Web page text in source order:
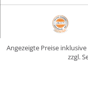
Angezeigte Preise
zzgl.